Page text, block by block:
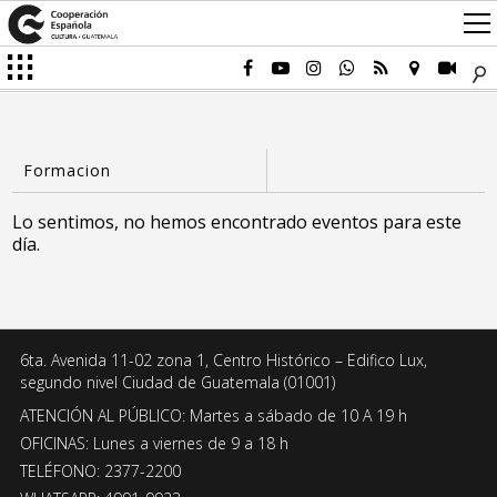
Lo sentimos, no hemos encontrado eventos para este
día.
6ta. Avenida 11-02 zona 1, Centro Histórico – Edifico Lux,
segundo nivel Ciudad de Guatemala (01001)
ATENCIÓN AL PÚBLICO: Martes a sábado de 10 A 19 h
OFICINAS: Lunes a viernes de 9 a 18 h
TELÉFONO: 2377-2200